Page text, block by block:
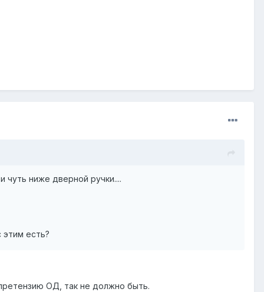
чуть ниже дверной ручки....
этим есть?
ОД, так не должно быть.